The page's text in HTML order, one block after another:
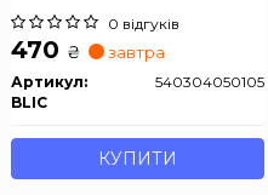
0 відгуків
470 ₴ завтра
Артикул:
540304050105C
BLIC
КУПИТИ